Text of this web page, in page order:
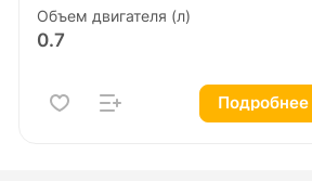
Объем двигателя (л)
0.7
Подробнее